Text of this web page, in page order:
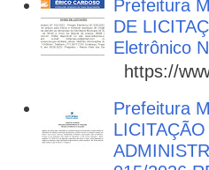
Prefeitura
DE
Eletrônico
https://
Prefeitura